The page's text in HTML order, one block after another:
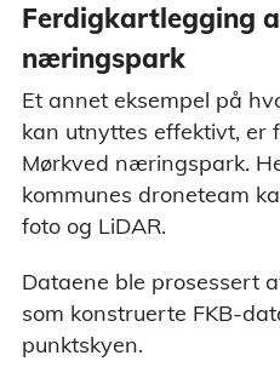
Ferdigkartlegging
næringspark
Et annet eksempel på
kan utnyttes effektivt, er
Mørkved næringspark.
kommunes droneteam
foto og LiDAR.
Dataene ble prosessert
som konstruerte FKB-
punktskyen.